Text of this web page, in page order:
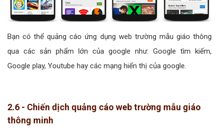
Bạn có thể quảng cáo ứng dụng web trường mẫu giáo thông
qua các sản phẩm lớn của google như: Google tìm kiếm,
Google play, Youtube hay các mạng hiển thị của google.
2.6 - Chiến dịch quảng cáo web trường mẫu giáo
thông minh